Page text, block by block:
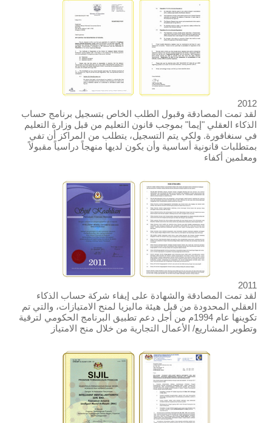
2012
لقد تمت المصادقة وقبول الطلب الخاص بتسجيل برنامج حساب
الذكاء العقلي "إيما" بموجب قانون التعليم من قبل وزارة التعليم
في سنغافورة. ولكي يتم التسجيل، يتطلب من المراكز أن تفي
بمتطلبات قانونية أساسية وأن يكون لديها منهجاً دراسياً مقبولاً
ومعلمين أكفاء
2011
لقد تمت المصادقة والشهادة على إيفاء شركة حساب الذكاء
العقلي المحدودة من قبل هيئة ماليزيا لمنح الامتيازات، والتي تم
تكوينها عام 1994م من أجل دعم تطبيق البرنامج الحكومي لترقية
وتطوير المشاريع/ الأعمال التجارية من خلال منح الامتياز